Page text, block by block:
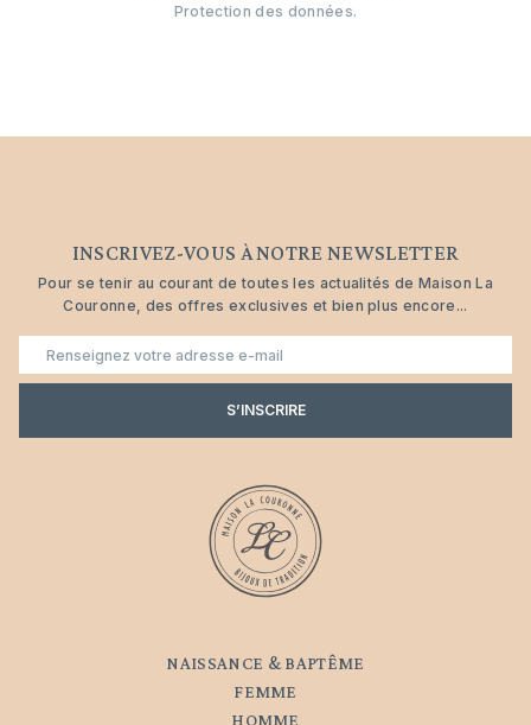
Protection des données.
INSCRIVEZ-VOUS À NOTRE NEWSLETTER
Pour se tenir au courant de toutes les actualités de Maison La
Couronne, des offres exclusives et bien plus encore...
E-
S’INSCRIRE
NAISSANCE & BAPTÊME
FEMME
HOMME